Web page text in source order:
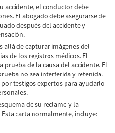
accidente, el conductor debe
El abogado debe asegurarse de
después del accidente y
allá de capturar imágenes del
de los registros médicos. El
de la causa del accidente. El
no sea interferida y retenida.
testigos expertos para ayudarlo
de su reclamo y la
carta normalmente, incluye: